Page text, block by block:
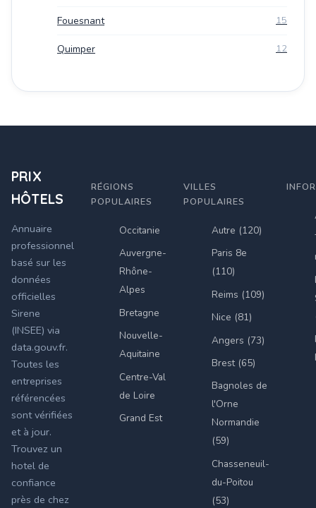
Fouesnant 15
Quimper 12
PRIX
HÔTELS
Annuaire
professionnel
basé sur les
données
officielles
Sirene
(INSEE) via
data.gouv.fr.
Toutes les
entreprises
référencées
sont vérifiées
et à jour.
Trouvez un
hotel de
confiance
près de chez
RÉGIONS
POPULAIRES
Occitanie
Auvergne-
Rhône-
Alpes
Bretagne
Nouvelle-
Aquitaine
Centre-Val
de Loire
Grand Est
VILLES
POPULAIRES
Autre (120)
Paris 8e
(110)
Reims (109)
Nice (81)
Angers (73)
Brest (65)
Bagnoles de
l'Orne
Normandie
(59)
Chasseneuil-
du-Poitou
(53)